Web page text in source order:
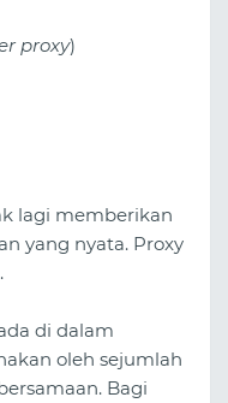
proxy)
lagi memberikan
yang nyata. Proxy
di dalam
oleh sejumlah
Bagi